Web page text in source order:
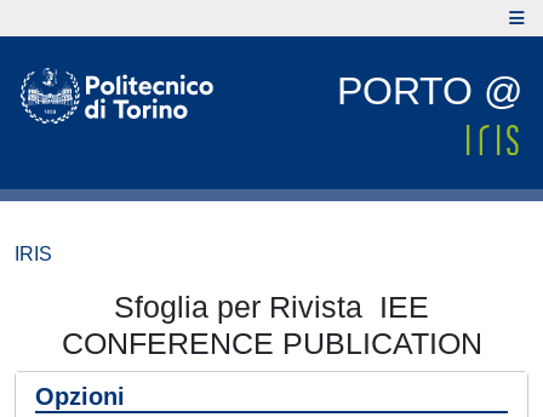
PORTO @
IRIS
Sfoglia per Rivista IEE
CONFERENCE PUBLICATION
Opzioni